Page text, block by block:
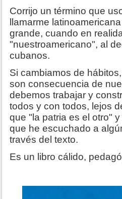
Corrijo un término que
llamarme
grande, cuando en
"nuestroamericano", al
cubanos.
Si cambiamos de
son consecuencia de
debemos trabajar y
todos y con todos, lejos
que "la patria es el otro"
que he escuchado a
través del texto.
Es un libro cálido,